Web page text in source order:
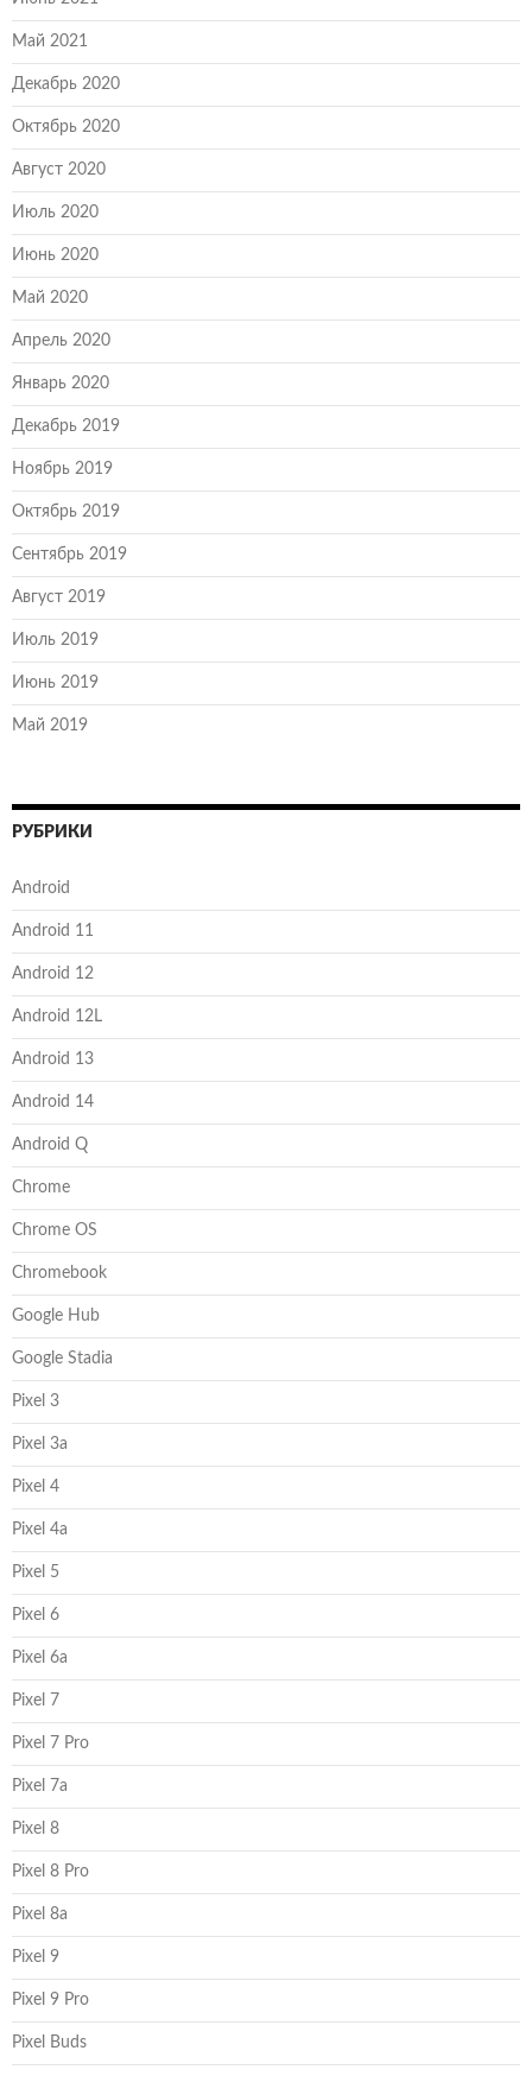
Май 2021
Декабрь 2020
Октябрь 2020
Август 2020
Июль 2020
Июнь 2020
Май 2020
Апрель 2020
Январь 2020
Декабрь 2019
Ноябрь 2019
Октябрь 2019
Сентябрь 2019
Август 2019
Июль 2019
Июнь 2019
Май 2019
РУБРИКИ
Android
Android 11
Android 12
Android 12L
Android 13
Android 14
Android Q
Chrome
Chrome OS
Chromebook
Google Hub
Google Stadia
Pixel 3
Pixel 3a
Pixel 4
Pixel 4a
Pixel 5
Pixel 6
Pixel 6a
Pixel 7
Pixel 7 Pro
Pixel 7a
Pixel 8
Pixel 8 Pro
Pixel 8a
Pixel 9
Pixel 9 Pro
Pixel Buds